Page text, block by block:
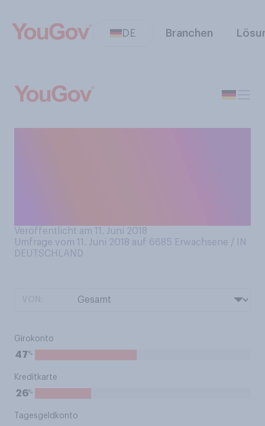
DE Branchen
Veröffentlicht am 11. Juni 2018
Umfrage vom 11. Juni 2018 auf 6685 Erwachsene / IN
DEUTSCHLAND
Girokonto
47%
Kreditkarte
26%
Tagesgeldkonto